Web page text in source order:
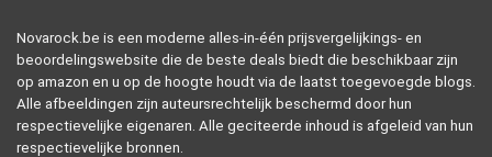
Novarock.be is een moderne alles-in-één prijsvergelijkings- en
beoordelingswebsite die de beste deals biedt die beschikbaar zijn
op amazon en u op de hoogte houdt via de laatst toegevoegde blogs.
Alle afbeeldingen zijn auteursrechtelijk beschermd door hun
respectievelijke eigenaren. Alle geciteerde inhoud is afgeleid van hun
respectievelijke bronnen.